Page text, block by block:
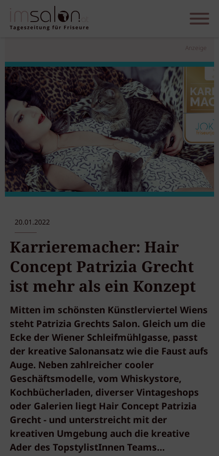
Anzeige
20.01.2022
Karrieremacher: Hair
Concept Patrizia Grecht
ist mehr als ein Konzept
Mitten im schönsten Künstlerviertel Wiens
steht Patrizia Grechts Salon. Gleich um die
Ecke der Wiener Schleifmühlgasse, passt
der kreative Salonansatz wie die Faust aufs
Auge. Neben zahlreicher cooler
Geschäftsmodelle, vom Whiskystore,
Kochbücherladen, diverser Vintageshops
oder Galerien liegt Hair Concept Patrizia
Grecht - und unterstreicht mit der
kreativen Umgebung auch die kreative
Ader des TopstylistInnen Teams…